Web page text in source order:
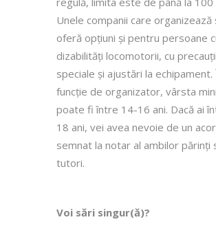
Unele companii care organizează
oferă opțiuni și pentru persoane
dizabilități locomotorii, cu precauții
speciale și ajustări la echipament.
funcție de organizator, vârsta
poate fi între 14-16 ani. Dacă ai
18 ani, vei avea nevoie de un
semnat la notar al ambilor părinți
tutori.
Voi sări singur(ă)?